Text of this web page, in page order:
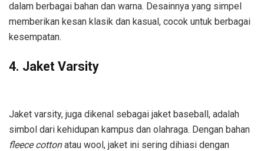
dalam berbagai bahan dan warna. Desainnya yang simpel
memberikan kesan klasik dan kasual, cocok untuk berbagai
kesempatan.
4. Jaket Varsity
Jaket varsity, juga dikenal sebagai jaket baseball, adalah
simbol dari kehidupan kampus dan olahraga. Dengan bahan
fleece cottonatau wool, jaket ini sering dihiasi dengan